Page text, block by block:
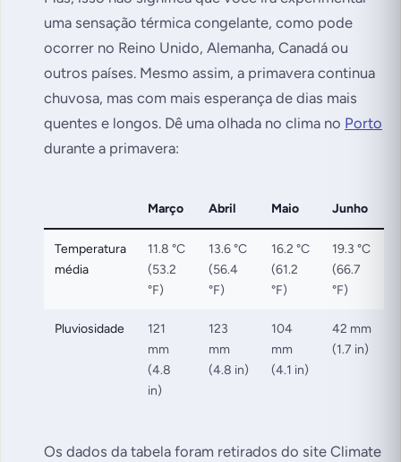
uma sensação térmica congelante, como pode
ocorrer no Reino Unido, Alemanha, Canadá ou
outros países. Mesmo assim, a primavera continua
chuvosa, mas com mais esperança de dias mais
quentes e longos. Dê uma olhada no clima no Porto
durante a primavera:
Março Abril Maio Junho
Temperatura
média
11.8 °C
(53.2
°F)
13.6 °C
(56.4
°F)
16.2 °C
(61.2
°F)
19.3 °C
(66.7
°F)
Pluviosidade
121
mm
(4.8
in)
123
mm
(4.8 in)
104
mm
(4.1 in)
42 mm
(1.7 in)
Os dados da tabela foram retirados do site Climate